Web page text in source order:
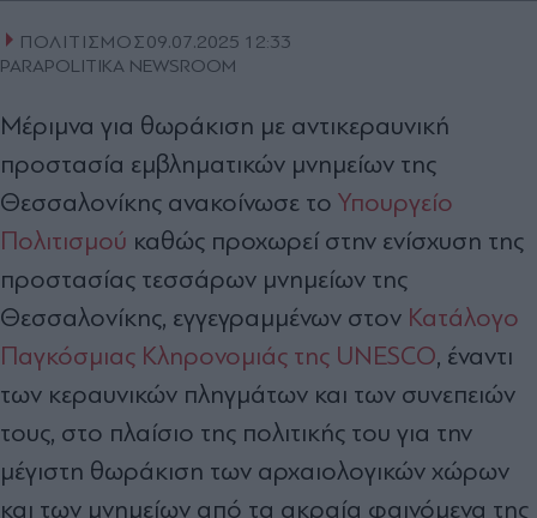
ΠΟΛΙΤΙΣΜΟΣ09.07.2025 12:33
PARAPOLITIKA NEWSROOM
Μέριμνα για θωράκιση με αντικεραυνική
προστασία εμβληματικών μνημείων της
Θεσσαλονίκης ανακοίνωσε το Υπουργείο
Πολιτισμού καθώς προχωρεί στην ενίσχυση της
προστασίας τεσσάρων μνημείων της
Θεσσαλονίκης, εγγεγραμμένων στον Κατάλογο
Παγκόσμιας Κληρονομιάς της UNESCO, έναντι
των κεραυνικών πληγμάτων και των συνεπειών
τους, στο πλαίσιο της πολιτικής του για την
μέγιστη θωράκιση των αρχαιολογικών χώρων
και των μνημείων από τα ακραία φαινόμενα της